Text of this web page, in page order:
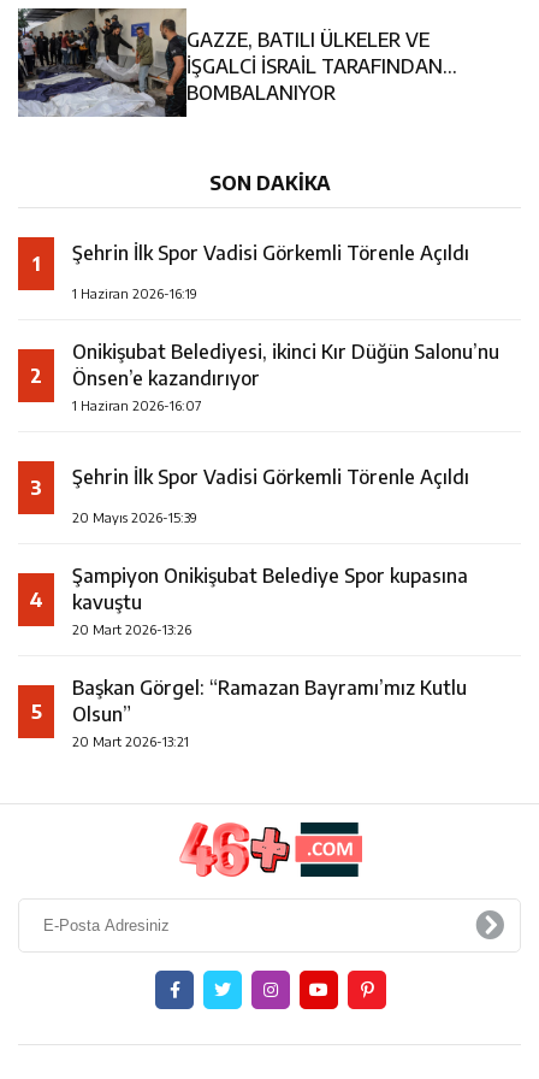
13:28 Yedi Güzel Adam Kütüphanesi ve Deneyim Müzesi
16:19 Şehrin İlk Spor Vadisi Görkemli Törenle Açıldı
GAZZE, BATILI ÜLKELER VE
İŞGALCİ İSRAİL TARAFINDAN
BOMBALANIYOR
SON DAKİKA
1 Şehrin İlk Spor Vadisi Görkemli Törenle Açıldı
1 Haziran 2026-16:19
2
Onikişubat Belediyesi, ikinci Kır Düğün Salonu’nu
Önsen’e kazandırıyor
1 Haziran 2026-16:07
3 Şehrin İlk Spor Vadisi Görkemli Törenle Açıldı
20 Mayıs 2026-15:39
4
Şampiyon Onikişubat Belediye Spor kupasına
kavuştu
20 Mart 2026-13:26
5
Başkan Görgel: “Ramazan Bayramı’mız Kutlu
Olsun”
20 Mart 2026-13:21